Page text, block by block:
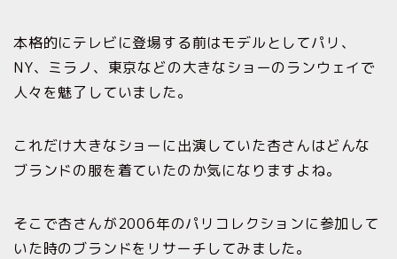
本格的にテレビに登場する前はモデルとしてパリ、
NY、ミラノ、東京などの大きなショーのランウェイで
人々を魅了していました。
これだけ大きなショーに出演していた杏さんはどんな
ブランドの服を着ていたのか気になりますよね。
そこで杏さんが2006年のパリコレクションに参加して
いた時のブランドをリサーチしてみました。